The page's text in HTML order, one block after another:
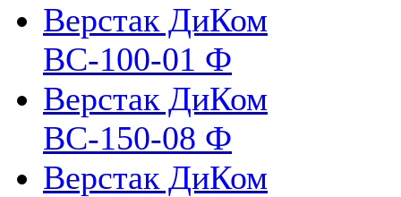
Верстак ДиКом
ВС-100-01 Ф
Верстак ДиКом
ВС-150-08 Ф
Верстак ДиКом